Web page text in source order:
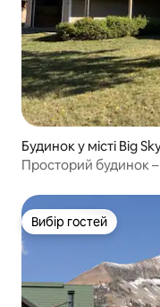
Будинок у місті Big
Просторий будинок
Вибір гостей
Вибір гостей